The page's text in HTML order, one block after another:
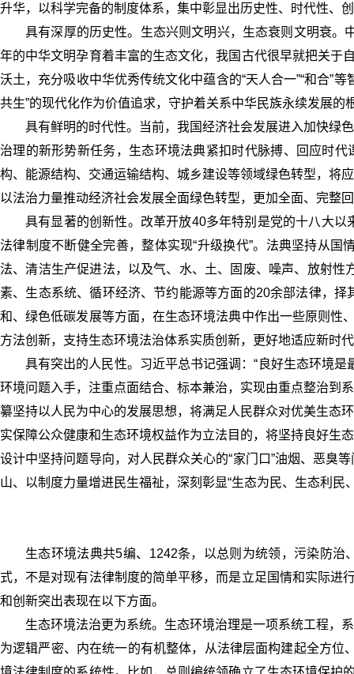
升华，以科学完备的制度体系，集中彰显出历史性、时代性、
具有深厚的历史性。生态兴则文明兴，生态衰则文明衰
年的中华文明孕育着丰富的生态文化，我国古代很早就把关于
沃土，充分吸收中华优秀传统文化中蕴含的“天人合一”“和合”
共生”的现代化作为价值追求，守护着关系中华民族永续发展的
具有鲜明的时代性。当前，我国经济社会发展进入加快绿
治理的新形势新任务，生态环境法典紧扣时代脉搏、回应时
构、能源结构、交通运输结构、城乡建设等领域绿色转型，将
以法治力量推动经济社会发展全面绿色转型，更加全面、完整
具有显著的创新性。改革开放40多年特别是党的十八大
法律制度不断健全完善，整体实现“升级换代”。法典坚持从
法、清洁生产促进法，以及气、水、土、固废、噪声、放射
素、生态系统、循环经济、节约能源等方面的20余部法律，
和、绿色低碳发展等方面，在生态环境法典中作出一些原则性
方法创新，支持生态环境法治体系实质创新，更好地适应新时
具有突出的人民性。习近平总书记强调：“良好生态环境
环境问题入手，注重点面结合、标本兼治，实现由重点整治到
纂坚持以人民为中心的发展思想，将满足人民群众对优美生态
实保障公众健康和生态环境权益作为立法目的，将坚持良好生
设计中坚持问题导向，对人民群众关心的“家门口”油烟、恶臭
山、以制度力量增进民生福祉，深刻彰显“生态为民、生态利民
生态环境法典共5编、1242条，以总则为统领，污染防治
式，不是对现有法律制度的简单平移，而是立足国情和实际进
和创新突出表现在以下方面。
生态环境法治更为系统。生态环境治理是一项系统工程，
为逻辑严密、内在统一的有机整体，从法律层面构建起全方位